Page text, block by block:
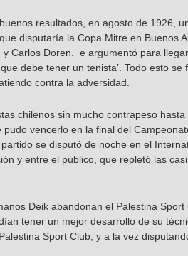
resultados, en agosto de 1926,
disputaría la Copa Mitre en Buenos
Carlos Doren. e argumentó para
debe tener un tenista’. Todo esto
contra la adversidad.
chilenos sin mucho contrapeso
vencerlo en la final del
se disputó de noche en el
y entre el público, que repletó las
Deik abandonan el Palestina
tener un mejor desarrollo de su
Sport Club, y a la vez